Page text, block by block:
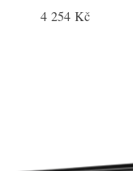
4 254 Kč